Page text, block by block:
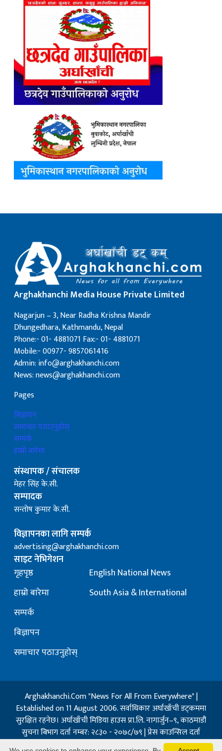
Arghakhanchi Media House Private Limited
Nagarjun – 3, Near Radha Krishna Mandir
Dhungedhara, Kathmandu, Nepal
Phone:- 01- 4881071 Fax:- 01- 4881071
Mobile:- 00977- 9857061416
Admin: info@arghakhanchi.com
News: news@arghakhanchi.com
Pages
बिज्ञापन
समाचार पठाउनुहोस्
सम्पर्क
हाम्रो बारेमा
संस्थापक / संचालक
मेहर सिंह के.सी.
सम्पादक
सन्तोष कुमार के.सी.
विज्ञापनका लागि सम्पर्क
advertising@arghakhanchi.com
साइट नेभिगेशन
गृहपृष्ठ
हाम्रो बारेमा
सम्पर्क
बिज्ञापन
समाचार पठाउनुहोस्
English National News
South Asia & International
Arghakhanchi.Com "News For All From Everywhere" |
Established on 11 August 2006. सर्वाधिकार अर्घाखाँची डट्कममा
सुरक्षित रहनेछ। अर्घाखाँची मिडिया हाउस प्रा.लि. नागार्जुन–९, काठमाडौं
सुचना बिभाग दर्ता नम्बर: २८३० - २०७८/७९ | प्रेस काउन्सिल दर्ता
नम्बर: १३२ / २०७३-०४-२१ | जिप्रका सि- नम्बर: ७, दर्ता नम्बर